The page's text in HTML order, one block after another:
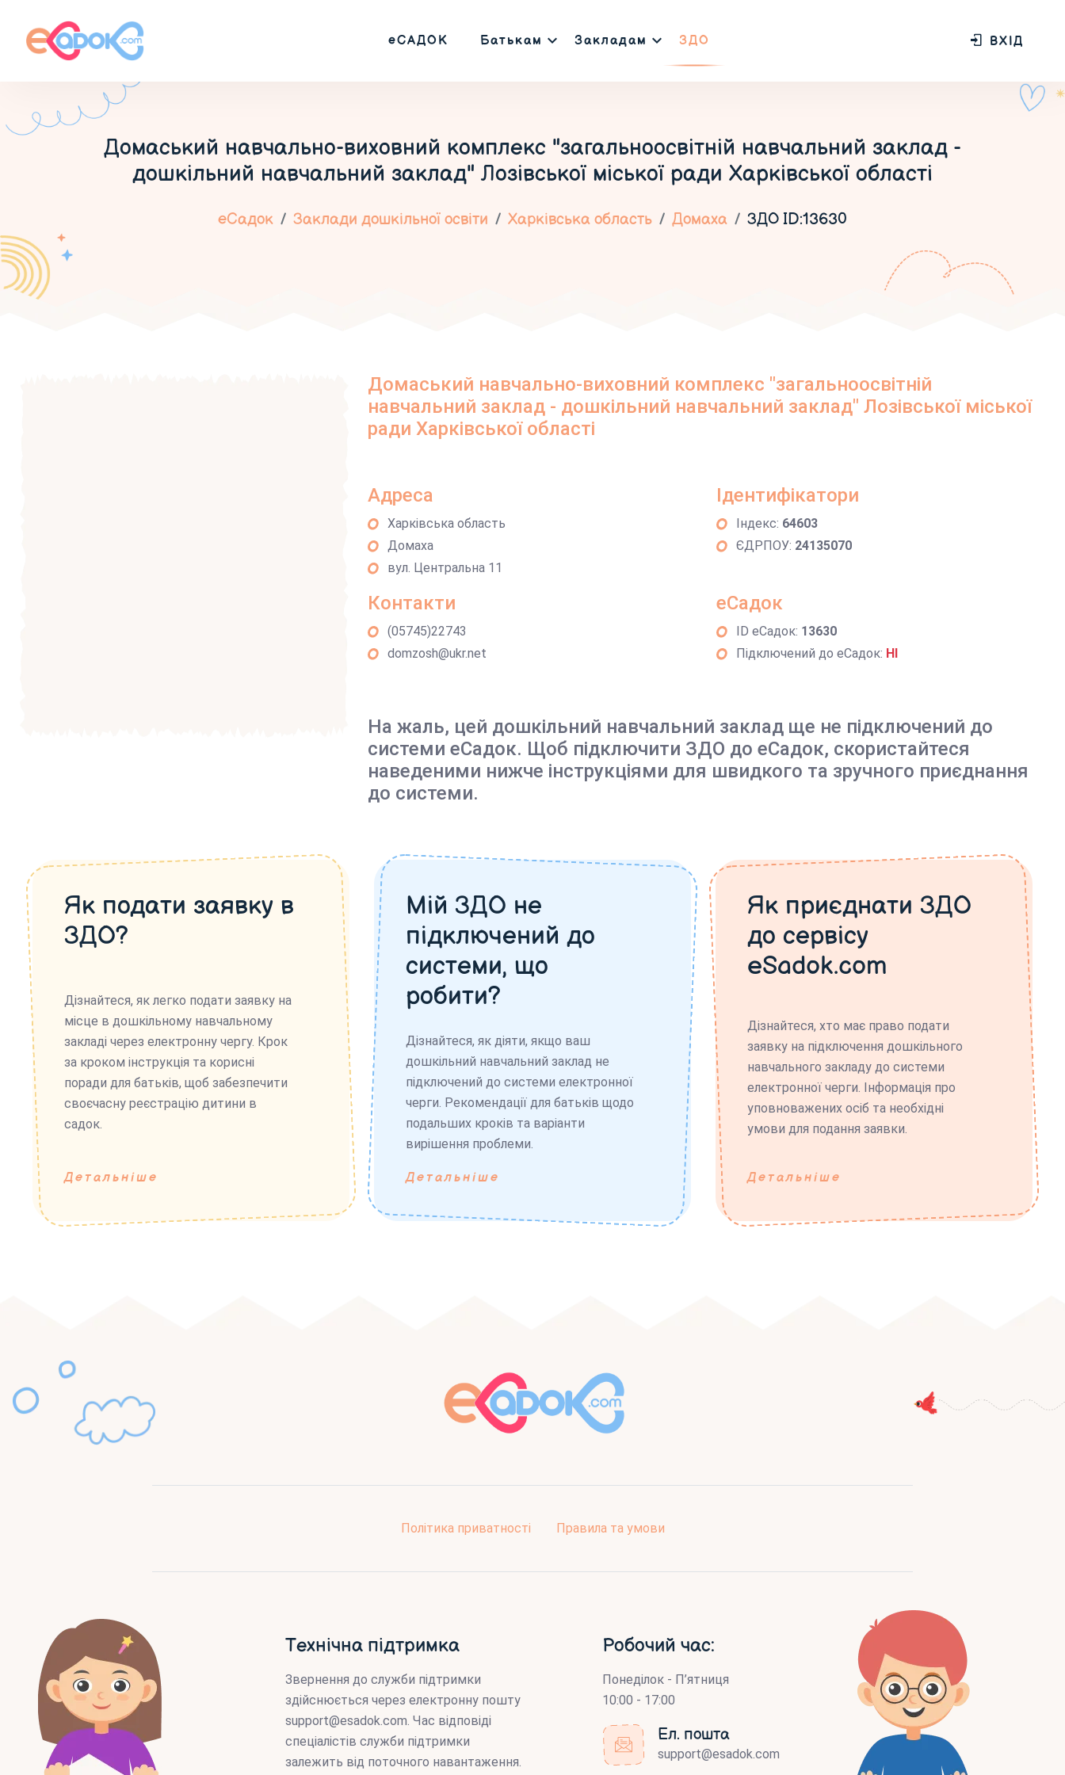
еСАДОК Батькам Закладам ЗДО ВХІД
Домаський навчально-виховний комплекс "загальноосвітній навчальний заклад -
дошкільний навчальний заклад" Лозівської міської ради Харківської області
еСадок Заклади дошкільної освіти Харківська область Домаха ЗДО ID:13630
Домаський навчально-виховний комплекс "загальноосвітній
навчальний заклад - дошкільний навчальний заклад" Лозівської міської
ради Харківської області
Адреса
Харківська область
Домаха
вул. Центральна 11
Ідентифікатори
Індекс: 64603
ЄДРПОУ: 24135070
Контакти
(05745)22743
domzosh@ukr.net
еСадок
ID еСадок: 13630
Підключений до еСадок: НІ
На жаль, цей дошкільний навчальний заклад ще не підключений до
системи еСадок. Щоб підключити ЗДО до еСадок, скористайтеся
наведеними нижче інструкціями для швидкого та зручного приєднання
до системи.
Як подати заявку в
ЗДО?
Дізнайтеся, як легко подати заявку на
місце в дошкільному навчальному
закладі через електронну чергу. Крок
за кроком інструкція та корисні
поради для батьків, щоб забезпечити
своєчасну реєстрацію дитини в
садок.
Детальніше
Мій ЗДО не
підключений до
системи, що
робити?
Дізнайтеся, як діяти, якщо ваш
дошкільний навчальний заклад не
підключений до системи електронної
черги. Рекомендації для батьків щодо
подальших кроків та варіанти
вирішення проблеми.
Детальніше
Як приєднати ЗДО
до сервісу
eSadok.com
Дізнайтеся, хто має право подати
заявку на підключення дошкільного
навчального закладу до системи
електронної черги. Інформація про
уповноважених осіб та необхідні
умови для подання заявки.
Детальніше
Політика приватності Правила та умови
Технічна підтримка
Звернення до служби підтримки
здійснюється через електронну пошту
support@esadok.com. Час відповіді
спеціалістів служби підтримки
залежить від поточного навантаження.
Робочий час:
Понеділок - П’ятниця
10:00 - 17:00
Ел. пошта
support@esadok.com